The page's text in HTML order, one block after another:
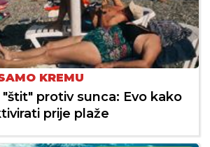
KREMU
"štit" protiv sunca: Evo kako
prije plaže